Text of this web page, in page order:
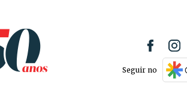
Seguir no